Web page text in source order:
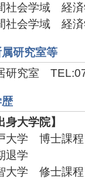
社会学域 経
社会学域 経
属研究室等
研究室
身大学院】
大学 博士課
退学
大学 修士